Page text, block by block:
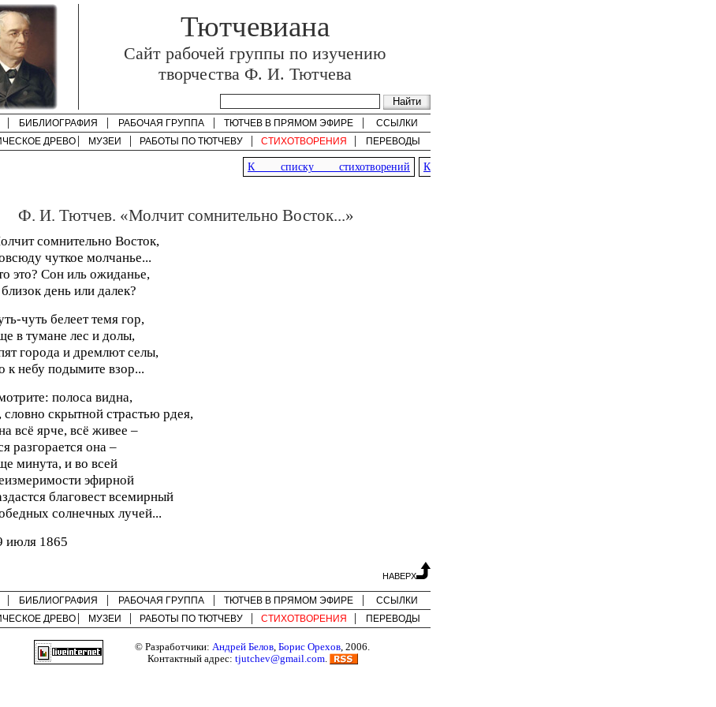
Тютчевиана
Cайт рабочей группы по изучению
творчества Ф. И. Тютчева
БИБЛИОГРАФИЯ РАБОЧАЯ ГРУППА ТЮТЧЕВ В ПРЯМОМ ЭФИРЕ
ССЫЛКИ
ДРЕВО
МУЗЕИ РАБОТЫ ПО ТЮТЧЕВУ СТИХОТВОРЕНИЯ ПЕРЕВОДЫ
К списку стихотворений
К
Ф. И. Тютчев. «Молчит сомнительно Восток...»
сомнительно Восток,
чуткое молчанье...
это? Сон иль ожиданье,
день или далек?
чуть белеет темя гор,
в тумане лес и долы,
города и дремлют селы,
к небу подымите взор...
полоса видна,
словно скрытной страстью рдея,
всё ярче, всё живее –
разгорается она –
минута, и во всей
эфирной
благовест всемирный
солнечных лучей...
июля 1865
НАВЕРХ
БИБЛИОГРАФИЯ РАБОЧАЯ ГРУППА ТЮТЧЕВ В ПРЯМОМ ЭФИРЕ
ССЫЛКИ
ДРЕВО
МУЗЕИ РАБОТЫ ПО ТЮТЧЕВУ СТИХОТВОРЕНИЯ ПЕРЕВОДЫ
© Разработчики: Андрей Белов, Борис Орехов, 2006.
Контактный адрес: tjutchev@gmail.com.